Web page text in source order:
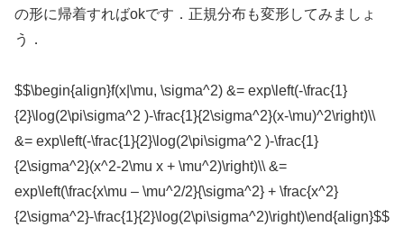
の形に帰着すればokです．正規分布も変形してみましょ
う．
$$\begin{align}f(x|\mu, \sigma^2) &= exp\left(-\frac{1}
{2}\log(2\pi\sigma^2 )-\frac{1}{2\sigma^2}(x-\mu)^2\right)\\
&= exp\left(-\frac{1}{2}\log(2\pi\sigma^2 )-\frac{1}
{2\sigma^2}(x^2-2\mu x + \mu^2)\right)\\ &=
exp\left(\frac{x\mu – \mu^2/2}{\sigma^2} + \frac{x^2}
{2\sigma^2}-\frac{1}{2}\log(2\pi\sigma^2)\right)\end{align}$$